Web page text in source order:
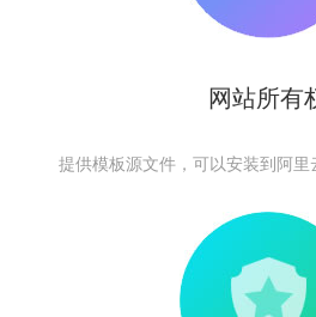
网站所有
提供模板源文件，可以安装到阿里